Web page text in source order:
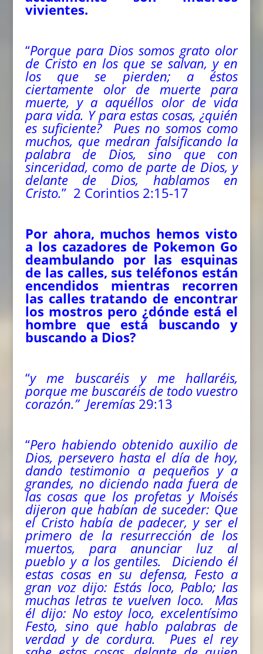
vivientes.
“Porque para Dios somos grato olor
de Cristo en los que se salvan, y en
los que se pierden; a éstos
ciertamente olor de muerte para
muerte, y a aquéllos olor de vida
para vida. Y para estas cosas, ¿quién
es suficiente? Pues no somos como
muchos, que medran falsificando la
palabra de Dios, sino que con
sinceridad, como de parte de Dios, y
delante de Dios, hablamos en
Cristo.” 2 Corintios 2:15-17
Por ahora, muchos hemos visto
a los cazadores de Pokemon Go
deambulando por las esquinas
de las calles, sus teléfonos están
encendidos mientras recorren
las calles tratando de encontrar
los mostros pero ¿dónde está el
hombre que está buscando y
buscando a Dios?
“y me buscaréis y me hallaréis,
porque me buscaréis de todo vuestro
corazón.” Jeremías29:13
“Pero habiendo obtenido auxilio de
Dios, persevero hasta el día de hoy,
dando testimonio a pequeños y a
grandes, no diciendo nada fuera de
las cosas que los profetas y Moisés
dijeron que habían de suceder: Que
el Cristo había de padecer, y ser el
primero de la resurrección de los
muertos, para anunciar luz al
pueblo y a los gentiles. Diciendo él
estas cosas en su defensa, Festo a
gran voz dijo: Estás loco, Pablo; las
muchas letras te vuelven loco. Mas
él dijo: No estoy loco, excelentísimo
Festo, sino que hablo palabras de
verdad y de cordura. Pues el rey